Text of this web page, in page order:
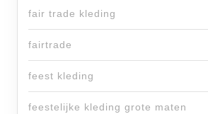
fair trade kleding
fairtrade
feest kleding
feestelijke kleding grote maten